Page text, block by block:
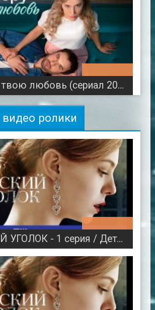
Я заберу твою любовь (сериал 2023) мелодрама
ролики
РАЙСКИЙ УГОЛОК - 1 серия / Детектив